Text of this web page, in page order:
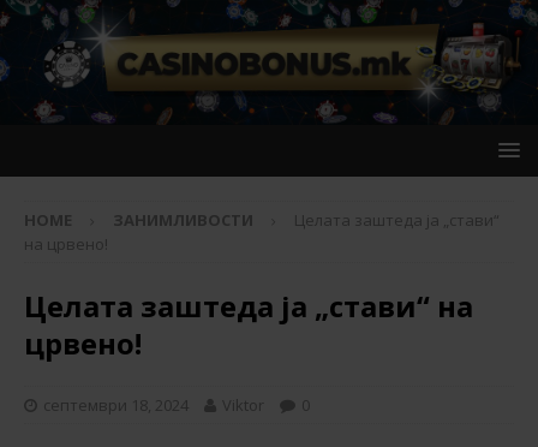
HOME ЗАНИМЛИВОСТИ
Целата заштеда ја „стави“
на црвeно!
Целата заштеда ја „стави“ на
црвeно!
септември 18, 2024 Viktor 0